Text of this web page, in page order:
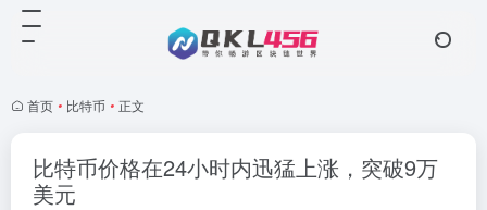
首页 • 比特币 • 正文
比特币价格在24小时内迅猛上涨，突破9万
美元